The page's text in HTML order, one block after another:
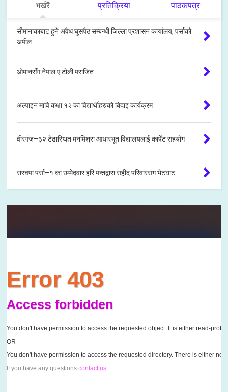
भर्खरै प्रतिक्रिया पाठकपत्र
सीमानाकाबाट हुने अवैध घुसपैठ सम्बन्धी जिल्ला प्रशासन कार्यालय, पर्साको
अपील
ओमानसँग नेपाल ए टोली पराजित
अल्पाइन मावि कक्षा १२ का विद्यार्थीहरुको बिदाइ कार्यक्रम
वीरगंज–३२ टेढास्थित मनमिश्रा आधारभूत विद्यालयलाई कार्पेट सहयोग
रास्वपा पर्सा–१ का उम्मेदवार हरि पन्तद्वारा सहीद परिवारसंग भेटघाट